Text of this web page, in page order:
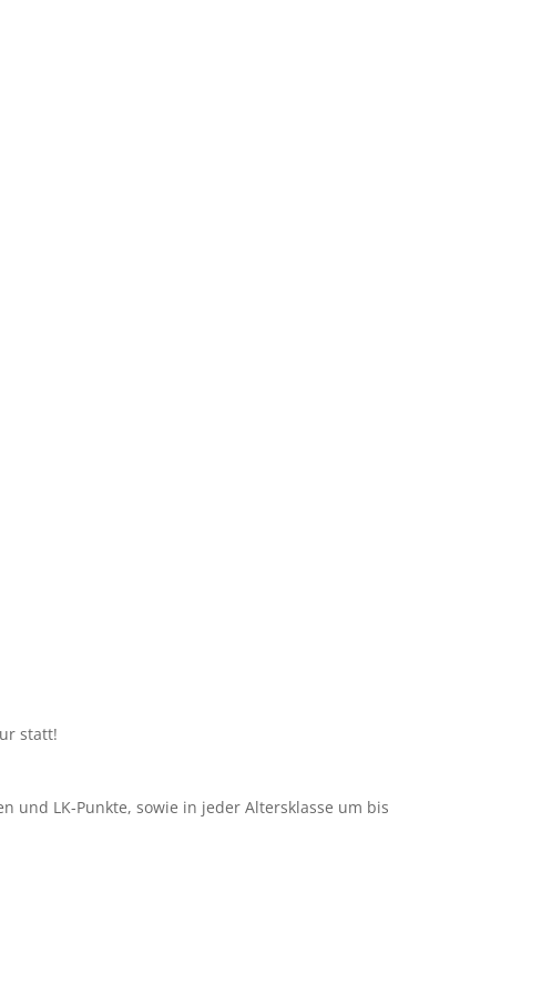
statt!
und LK-Punkte, sowie in jeder Altersklasse um bis